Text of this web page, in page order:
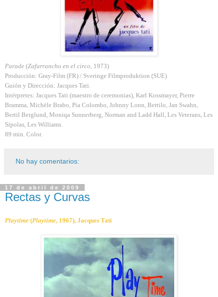
Parade (Zafarrancho en el circo , 1973)
Producción: Gray-Film (FR) / Sveringe Filmproduktion (SUE)
Guión y Dirección: Jacques Tati.
Intérpretes: Jacques Tati (maestro de ceremonias), Karl Kossmayer, Pierre
Bramma, Michèle Brabo, Pia Colombo, Johnny Lonn, Bertilo, Jan Swahn,
Bertil Berglund, Moniqa Sunnerberg, Norman and Ladd Hall, Les Veterans, Les
Sipolas, Les Williams.
89 min. Color.
No hay comentarios:
17 de abril de 2009
Rectas y Curvas
Playtime (Playtime, 1967), Jacques Tati